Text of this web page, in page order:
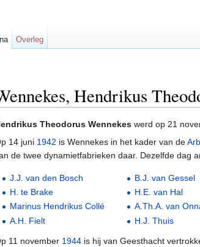
Hendrikus
Theodorus Wennekes werd op 21
14 juni 1942 is Wennekes in het kader van de
de twee dynamietfabrieken daar. Dezelfde dag
J.J. van den Bosch
H. te Brake
Marinus Hendrikus Collé
A.H. Fielt
B.J. van Gessel
H.E. van Hal
A.Th.A. van
H.J. Thuis
11 november 1944 is hij van Geesthacht
Overleg